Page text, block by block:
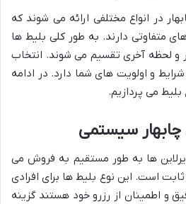
در انواع مختلفی ارائه می شوند که
متفاوتی دارند. به طور کلی بلیط ها
لحظه آخری تقسیم می شوند. انتخاب
و اولویت های شما دارد. در ادامه
بلیط می پردازیم.
چابهار سیستمی
ها به طور مستقیم به فروش می
است. این نوع بلیط ها برای افرادی
و اطمینان از رزرو خود هستند گزینه